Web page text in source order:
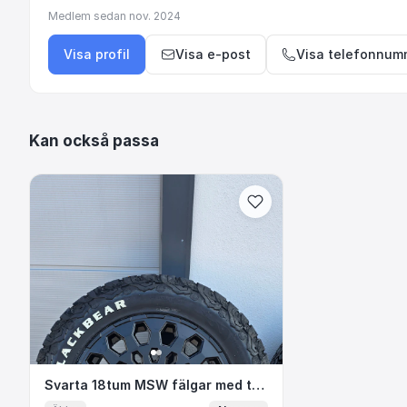
Medlem sedan nov. 2024
Visa profil Visa e-post Visa
Kan också passa
Svarta 18tum MSW fälgar med
Svarta 18tum MSW fälgar med terrängdäck. Nya